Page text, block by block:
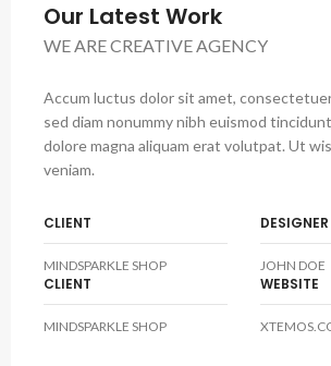
Our Latest Work
WE ARE CREATIVE AGENCY
Accum luctus dolor sit amet,
sed diam nonummy nibh euismod
dolore magna aliquam erat volutpat. Ut
veniam.
CLIENT
MINDSPARKLE SHOP
DESIGNER
JOHN DOE
CLIENT
MINDSPARKLE SHOP
WEBSITE